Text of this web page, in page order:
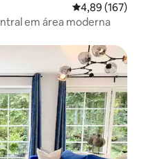
4,89 de uma
4,89 (167)
em área moderna